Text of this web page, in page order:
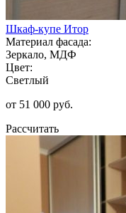
Шкаф-купе Итор
Материал фасада:
Зеркало, МДФ
Цвет:
Светлый
от 51 000 руб.
Рассчитать